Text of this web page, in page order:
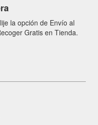
la opción de Envío al
Gratis en Tienda.